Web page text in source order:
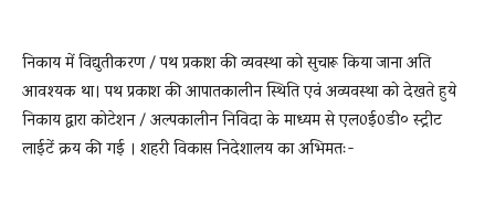
निकाय में विद्युतीकरण / पथ प्रकाश की व्यवस्था को सुचारू किया जाना अति
आवश्यक था। पथ प्रकाश की आपातकालीन स्थिति एवं अव्यवस्था को देखते हुये
निकाय द्वारा कोटेशन / अल्पकालीन निविदा के माध्यम से एल0ई0डी० स्ट्रीट
लाईटें क्रय की गई । शहरी विकास निदेशालय का अभिमतः-